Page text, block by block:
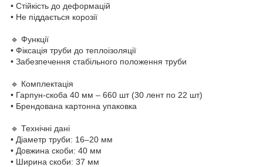
• Стійкість до деформацій
• Не піддається корозії
🔹 Функції
• Фіксація труби до теплоізоляції
• Забезпечення стабільного положення труби
🔹 Комплектація
• Гарпун-скоба 40 мм – 660 шт (30 лент по 22 шт)
• Брендована картонна упаковка
🔹 Технічні дані
• Діаметр труби: 16–20 мм
• Довжина скоби: 40 мм
• Ширина скоби: 37 мм